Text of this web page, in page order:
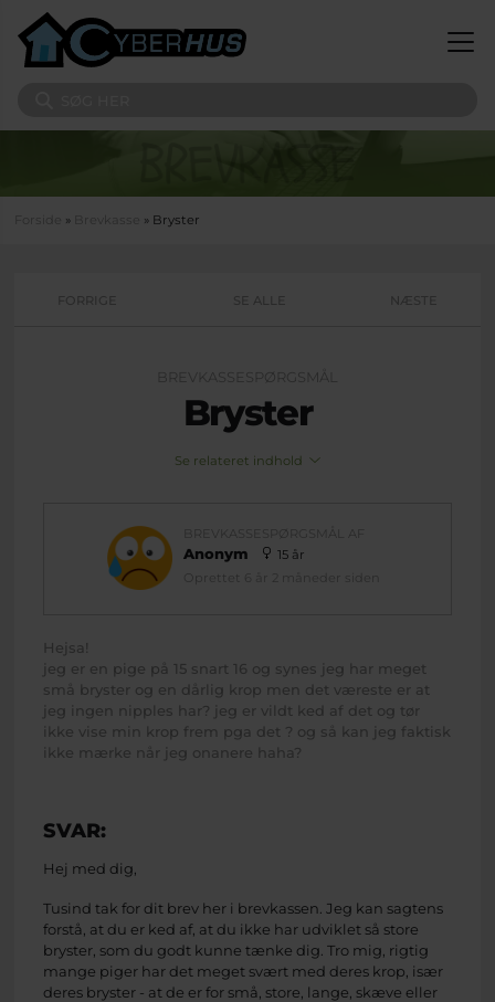
Du er her
» Brevkasse » Bryster
FORRIGE SE ALLE NÆSTE
BREVKASSESPØRGSMÅL
Bryster
Se relateret indhold
BREVKASSESPØRGSMÅL AF
Anonym
15 år
Oprettet 6 år 2 måneder siden
Hejsa!
jeg er en pige på 15 snart 16 og synes jeg har meget
små bryster og en dårlig krop men det væreste er at
jeg ingen nipples har? jeg er vildt ked af det og tør
ikke vise min krop frem pga det ? og så kan jeg faktisk
ikke mærke når jeg onanere haha?
SVAR:
Hej med dig,
Tusind tak for dit brev her i brevkassen. Jeg kan sagtens
forstå, at du er ked af, at du ikke har udviklet så store
bryster, som du godt kunne tænke dig. Tro mig, rigtig
mange piger har det meget svært med deres krop, især
deres bryster - at de er for små, store, lange, skæve eller